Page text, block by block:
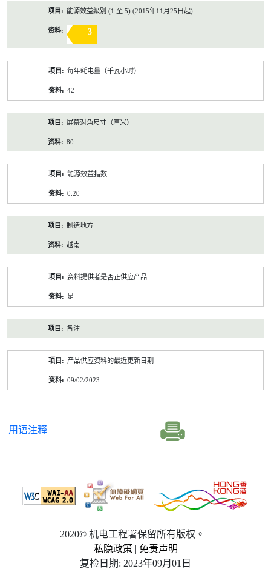
能源效益級別 (1 至 5) (2015年11月25日起)
3
每年耗电量（千瓦小时）
42
屏幕对角尺寸（厘米）
80
能源效益指数
0.20
制造地方
越南
资料提供者是否正供应产品
是
备注
产品供应资料的最近更新日期
09/02/2023
用语注释
2020© 机电工程署保留所有版权。
私隐政策 | 免责声明
复检日期: 2023年09月01日